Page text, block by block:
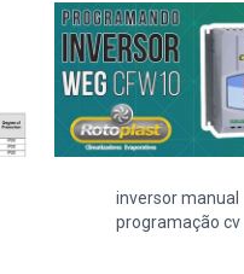
inversor manual
programação cv